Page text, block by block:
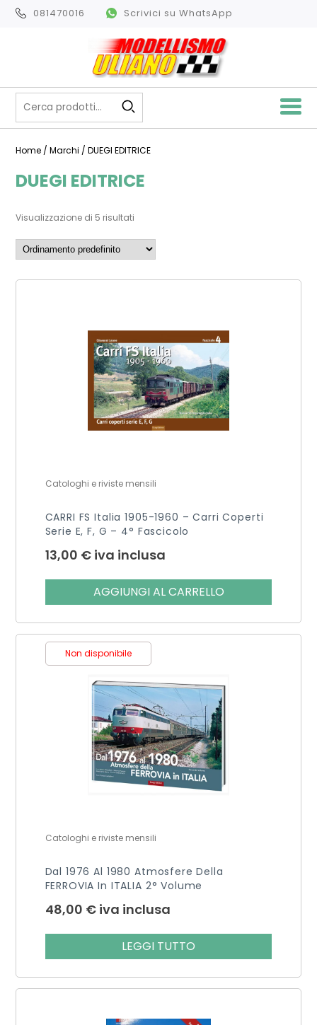
081470016 Scrivici su WhatsApp
Home / Marchi / DUEGI EDITRICE
DUEGI EDITRICE
Visualizzazione di 5 risultati
Catologhi e riviste mensili
CARRI FS Italia 1905-1960 – Carri Coperti
Serie E, F, G – 4° Fascicolo
13,00 € iva inclusa
AGGIUNGI AL CARRELLO
Non disponibile
Catologhi e riviste mensili
Dal 1976 Al 1980 Atmosfere Della
FERROVIA In ITALIA 2° Volume
48,00 € iva inclusa
LEGGI TUTTO